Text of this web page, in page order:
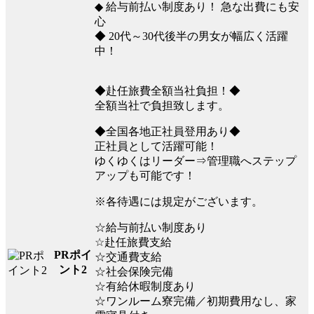
◆ 給与前払い制度あり！ 急な出費にも安
心
◆ 20代～30代後半の男女が幅広く活躍
中！
PRポイ
ント2
◆赴任旅費全額当社負担！◆
全額当社で負担致します。
◆全国各地正社員登用あり◆
正社員として活躍可能！
ゆくゆくはリーダー⇒管理職へステップ
アップも可能です！
※各待遇には規定がございます。
☆給与前払い制度あり
☆赴任旅費支給
☆交通費支給
☆社会保険完備
☆有給休暇制度あり
☆ワンルーム寮完備／初期費用なし、家